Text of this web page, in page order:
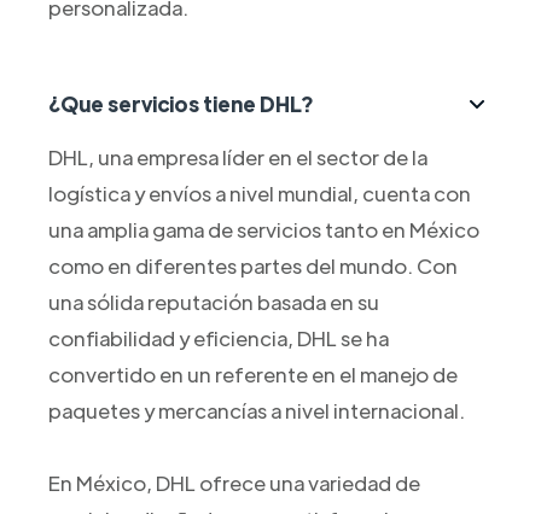
personalizada.
¿Que servicios tiene DHL?
DHL, una empresa líder en el sector de la
logística y envíos a nivel mundial, cuenta con
una amplia gama de servicios tanto en México
como en diferentes partes del mundo. Con
una sólida reputación basada en su
confiabilidad y eficiencia, DHL se ha
convertido en un referente en el manejo de
paquetes y mercancías a nivel internacional.
En México, DHL ofrece una variedad de